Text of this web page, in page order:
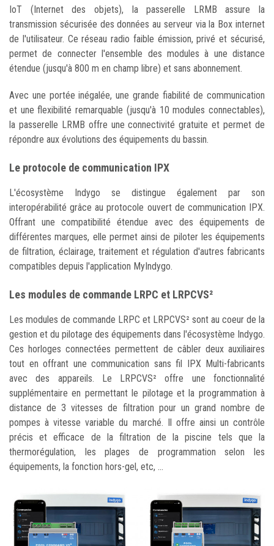
IoT (Internet des objets), la passerelle LRMB assure la
transmission sécurisée des données au serveur via la Box internet
de l'utilisateur. Ce réseau radio faible émission, privé et sécurisé,
permet de connecter l'ensemble des modules à une distance
étendue (jusqu'à 800 m en champ libre) et sans abonnement.
Avec une portée inégalée, une grande fiabilité de communication
et une flexibilité remarquable (jusqu'à 10 modules connectables),
la passerelle LRMB offre une connectivité gratuite et permet de
répondre aux évolutions des équipements du bassin.
Le protocole de communication IPX
L'écosystème Indygo se distingue également par son
interopérabilité grâce au protocole ouvert de communication IPX.
Offrant une compatibilité étendue avec des équipements de
différentes marques, elle permet ainsi de piloter les équipements
de filtration, éclairage, traitement et régulation d'autres fabricants
compatibles depuis l'application MyIndygo.
Les modules de commande LRPC et LRPCVS²
Les modules de commande LRPC et LRPCVS² sont au coeur de la
gestion et du pilotage des équipements dans l'écosystème Indygo.
Ces horloges connectées permettent de câbler deux auxiliaires
tout en offrant une communication sans fil IPX Multi-fabricants
avec des appareils. Le LRPCVS² offre une fonctionnalité
supplémentaire en permettant le pilotage et la programmation à
distance de 3 vitesses de filtration pour un grand nombre de
pompes à vitesse variable du marché. Il offre ainsi un contrôle
précis et efficace de la filtration de la piscine tels que la
thermorégulation, les plages de programmation selon les
équipements, la fonction hors-gel, etc, ...